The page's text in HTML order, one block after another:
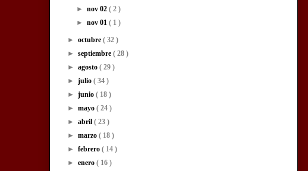
► nov 02 ( 2 )
► nov 01 ( 1 )
►octubre( 32 )
►septiembre( 28 )
►agosto( 29 )
►julio( 34 )
►junio( 18 )
►mayo( 24 )
►abril( 23 )
►marzo( 18 )
►febrero( 14 )
►enero( 16 )